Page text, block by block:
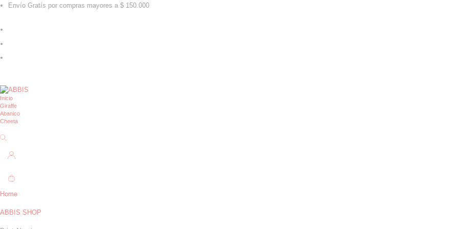
Envío Gratís por compras mayores a $ 150.000
Inicio
Giraffe
Abanico
Cheeta
Home
ABBIS SHOP